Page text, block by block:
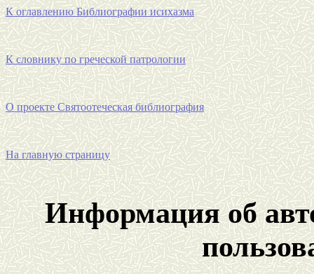
К оглавлению Библиографии исихазма
К словнику по греческой патрологии
О проекте Святоотеческая библиография
На главную страницу
Информация об